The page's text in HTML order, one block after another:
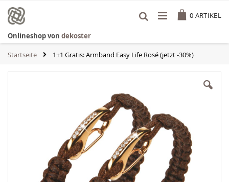
Inhalt
springen
0 ARTIKEL
Onlineshop von dekoster
Startseite 1+1 Gratis: Armband Easy Life Rosé (jetzt -30%)